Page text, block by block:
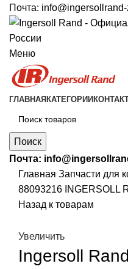
Почта:
Меню
ГЛАВНАЯ КАТЕГОРИИ
Поиск
Почта:
Главная Запчасти для
88093216 INGERSOLL
Назад к товарам
Увеличить
Ingersoll